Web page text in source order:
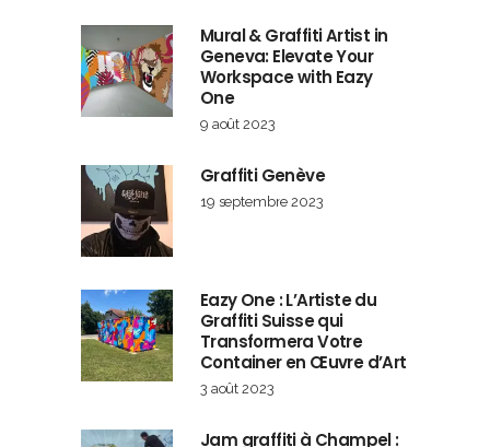
Mural & Graffiti Artist in
Geneva: Elevate Your
Workspace with Eazy
One
9 août 2023
Graffiti Genève
19 septembre 2023
Eazy One : L’Artiste du
Graffiti Suisse qui
Transformera Votre
Container en Œuvre d’Art
3 août 2023
Jam graffiti à Champel :